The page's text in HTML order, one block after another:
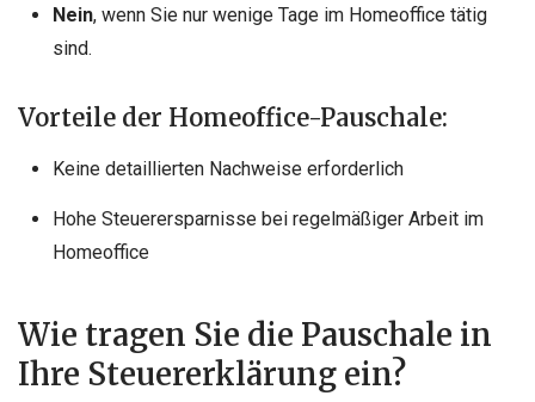
Nein, wenn Sie nur wenige Tage im Homeoffice tätig
sind.
Vorteile der Homeoffice-Pauschale:
Keine detaillierten Nachweise erforderlich
Hohe Steuerersparnisse bei regelmäßiger Arbeit im
Homeoffice
Wie tragen Sie die Pauschale in
Ihre Steuererklärung ein?